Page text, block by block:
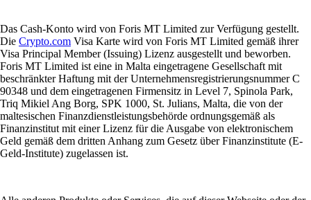
Das Cash-Konto wird von Foris MT Limited zur Verfügung gestellt.
Die Crypto.com Visa Karte wird von Foris MT Limited gemäß ihrer
Visa Principal Member (Issuing) Lizenz ausgestellt und beworben.
Foris MT Limited ist eine in Malta eingetragene Gesellschaft mit
beschränkter Haftung mit der Unternehmensregistrierungsnummer C
90348 und dem eingetragenen Firmensitz in Level 7, Spinola Park,
Triq Mikiel Ang Borg, SPK 1000, St. Julians, Malta, die von der
maltesischen Finanzdienstleistungsbehörde ordnungsgemäß als
Finanzinstitut mit einer Lizenz für die Ausgabe von elektronischem
Geld gemäß dem dritten Anhang zum Gesetz über Finanzinstitute (E-
Geld-Institute) zugelassen ist.